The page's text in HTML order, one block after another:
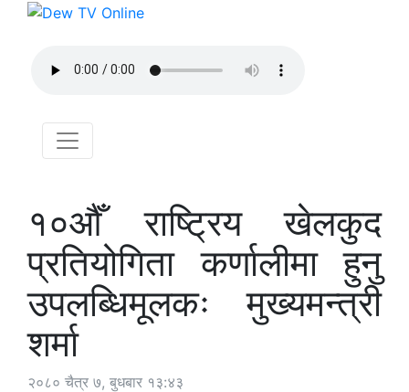
१०औँ राष्ट्रिय खेलकुद
प्रतियोगिता कर्णालीमा हुनु
उपलब्धिमूलकः मुख्यमन्त्री
शर्मा
२०८० चैत्र ७, बुधबार १३:४३